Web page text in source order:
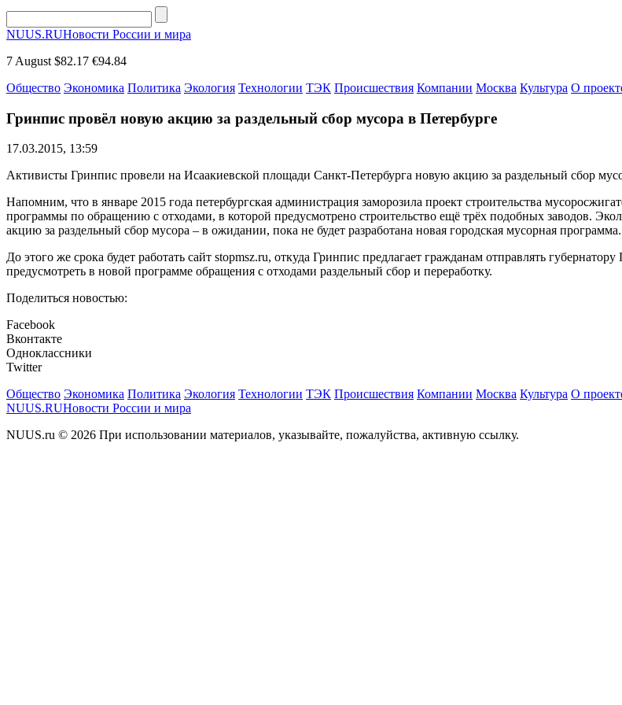
NUUS.RUНовости России и мира
7 August $82.17 €94.84
Общество Экономика Политика Экология Технологии ТЭК Происшествия Компании Москва Культура О
Гринпис провёл новую акцию за раздельный сбор мусора в Петербурге
17.03.2015, 13:59
Активисты Гринпис провели на Исаакиевской площади Санкт-Петербурга новую акцию за раздельный сбор
Напомним, что в январе 2015 года петербургская администрация заморозила проект строительства
программы по обращению с отходами, в которой предусмотрено строительство ещё трёх подобных заводов.
акцию за раздельный сбор мусора – в ожидании, пока не будет разработана новая городская мусорная
До этого же срока будет работать сайт stopmsz.ru, откуда Гринпис предлагает гражданам отправлять
предусмотреть в новой программе обращения с отходами раздельный сбор и переработку.
Поделиться новостью:
Facebook
Вконтакте
Одноклассники
Twitter
Общество Экономика Политика Экология Технологии ТЭК Происшествия Компании Москва Культура О
NUUS.RUНовости России и мира
NUUS.ru © 2026 При использовании материалов, указывайте, пожалуйства, активную ссылку.